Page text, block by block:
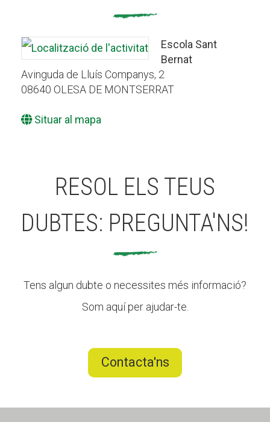
Escola Sant
Bernat
Avinguda de Lluís Companys, 2
08640 OLESA DE MONTSERRAT
Situar al mapa
RESOL ELS TEUS
DUBTES: PREGUNTA'NS!
Tens algun dubte o necessites més informació?
Som aquí per ajudar-te.
Contacta'ns